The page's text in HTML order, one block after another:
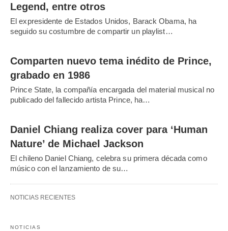
Legend, entre otros
El expresidente de Estados Unidos, Barack Obama, ha
seguido su costumbre de compartir un playlist…
Comparten nuevo tema inédito de Prince,
grabado en 1986
Prince State, la compañía encargada del material musical no
publicado del fallecido artista Prince, ha…
Daniel Chiang realiza cover para ‘Human
Nature’ de Michael Jackson
El chileno Daniel Chiang, celebra su primera década como
músico con el lanzamiento de su…
NOTICIAS RECIENTES
NOTICIAS